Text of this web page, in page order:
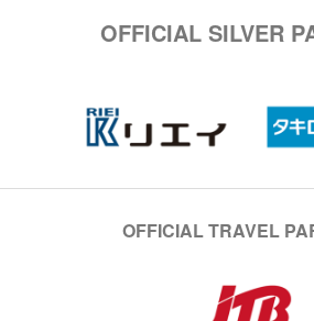
OFFICIAL SILVER
OFFICIAL TRAVEL